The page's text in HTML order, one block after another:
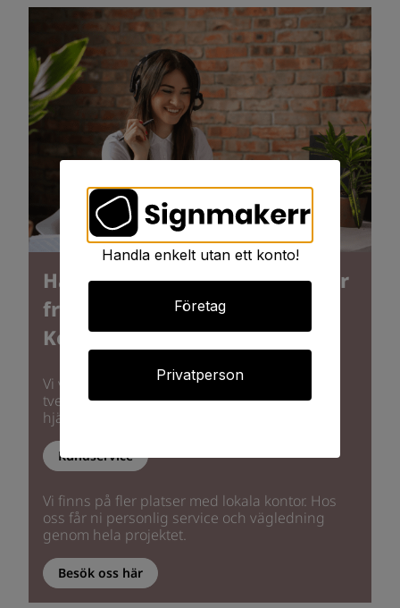
Har du några funderingar eller
frågor?
Kontakta oss!
Vi vet att det kännas svårt eller oklart ibland -
tveka därför inte på att kontakta oss så kan vi
hjälpa dig så att du får rätt skylt på rätt plats.
Kundservice
Vi finns på fler platser med lokala kontor. Hos
oss får ni personlig service och vägledning
genom hela projektet.
Besök oss här
Handla enkelt utan ett konto!
Företag
Privatperson